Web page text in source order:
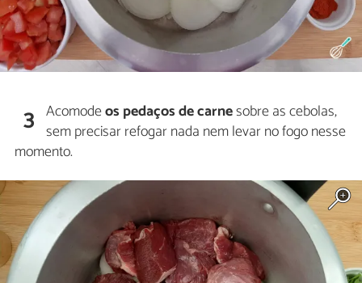
3 Acomodeos pedaços de carnesobre as cebolas,
sem precisar refogar nada nem levar no fogo nesse
momento.